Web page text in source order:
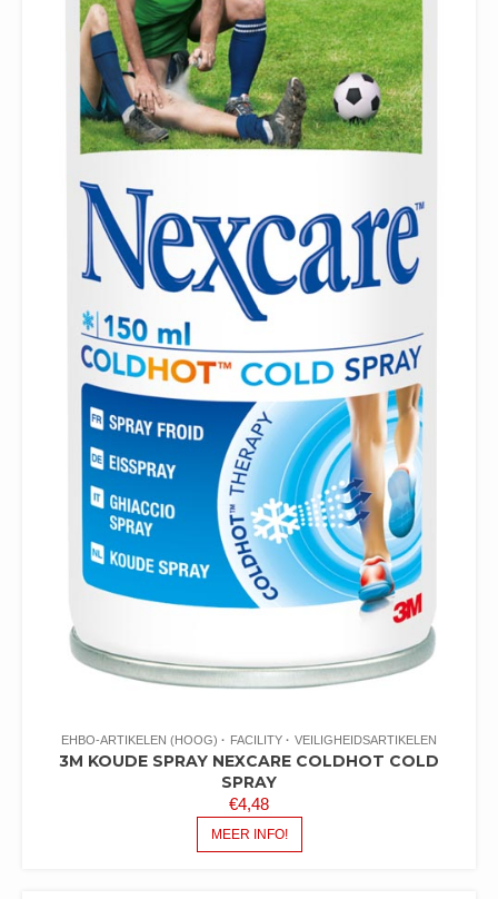
EHBO-ARTIKELEN (HOOG) FACILITY VEILIGHEIDSARTIKELEN
3M KOUDE SPRAY NEXCARE COLDHOT COLD
SPRAY
€4,48
MEER INFO!